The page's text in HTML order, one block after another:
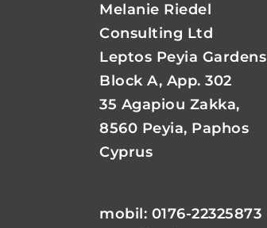
Melanie Riedel
Consulting Ltd
Leptos Peyia Gardens
Block A, App. 302
35 Agapiou Zakka,
8560 Peyia, Paphos
Cyprus
mobil: 0176-22325873